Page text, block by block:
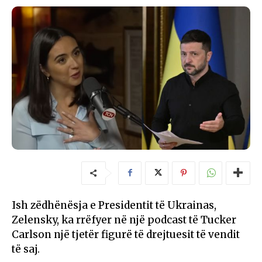
Ish zëdhënësja e Presidentit të Ukrainas,
Zelensky, ka rrëfyer në një podcast të Tucker
Carlson një tjetër figurë të drejtuesit të vendit
të saj.